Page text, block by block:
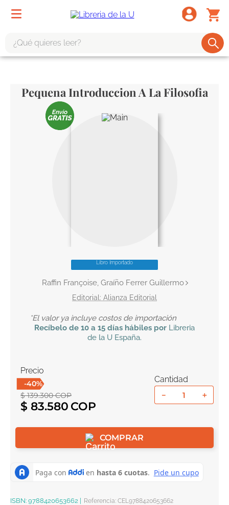
Pequena Introduccion A La Filosofia
Libro Importado
Raffin Françoise, Graíño Ferrer Guillermo
Alianza Editorial
*El valor ya incluye costos de importación
Recíbelo de 10 a 15 días hábiles por Libreria
de la U España.
Precio
-40%
$ 139.300COP
$ 83.580
Cantidad
＋
－
COMPRAR
ISBN: 9788420653662 Referencia: CEL9788420653662
tote bag -
harry potter